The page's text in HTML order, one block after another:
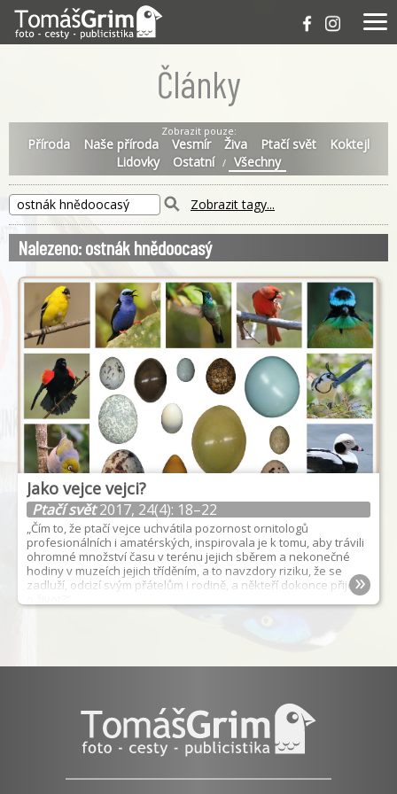
Články
Zobrazit pouze:
Příroda Naše příroda Vesmír Živa Ptačí svět
Koktejl
Lidovky
Ostatní / Všechny
Zobrazit tagy...
Nalezeno: ostnák hnědoocasý
Jako vejce vejci?
Ptačí svět2017, 24(4): 18–22
„Čím to, že ptačí vejce uchvátila pozornost ornitologů
profesionálních i amatérských, inspirovala je k tomu, aby trávili
ohromné množství času v terénu jejich sběrem a nekonečné
hodiny v muzeích jejich tříděním, a to navzdory riziku, že se
zadluží, odcizí svým přátelům i rodině, a někteří dokonce přijdou
»